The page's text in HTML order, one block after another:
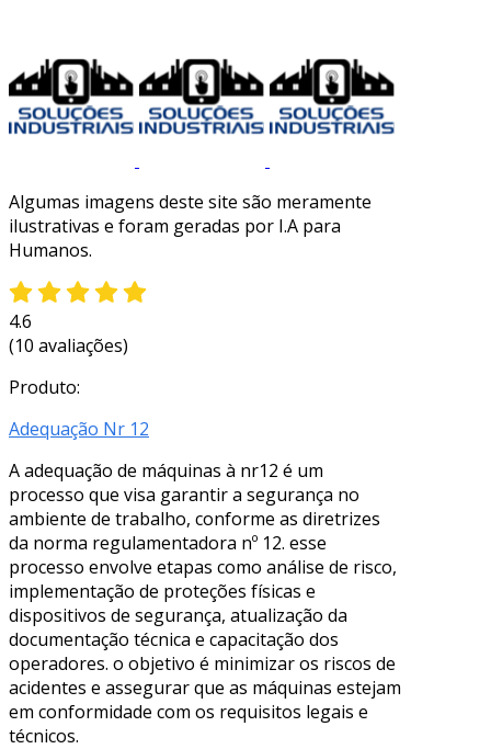
Algumas imagens deste site são meramente
ilustrativas e foram geradas por I.A para
Humanos.
4.6
(10 avaliações)
Produto:
Adequação Nr 12
A adequação de máquinas à nr12 é um
processo que visa garantir a segurança no
ambiente de trabalho, conforme as diretrizes
da norma regulamentadora nº 12. esse
processo envolve etapas como análise de risco,
implementação de proteções físicas e
dispositivos de segurança, atualização da
documentação técnica e capacitação dos
operadores. o objetivo é minimizar os riscos de
acidentes e assegurar que as máquinas estejam
em conformidade com os requisitos legais e
técnicos.